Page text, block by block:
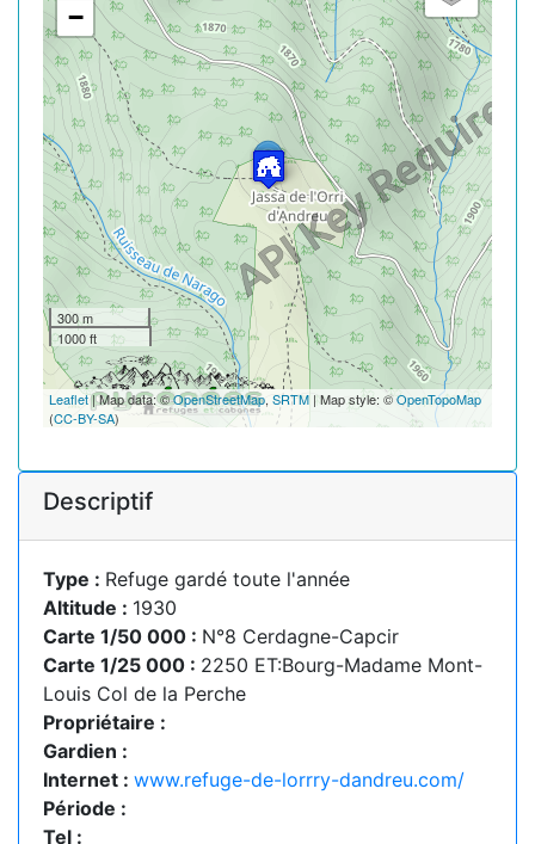
−
300 m
1000 ft
Leaflet| Map data: ©OpenStreetMap, SRTM | Map style: ©OpenTopoMap
(CC-BY-SA)
Descriptif
Type : Refuge gardé toute l'année
Altitude : 1930
Carte 1/50 000 : N°8 Cerdagne-Capcir
Carte 1/25 000 : 2250 ET:Bourg-Madame Mont-
Louis Col de la Perche
Propriétaire :
Gardien :
Internet : www.refuge-de-lorrry-dandreu.com/
Période :
Tel :